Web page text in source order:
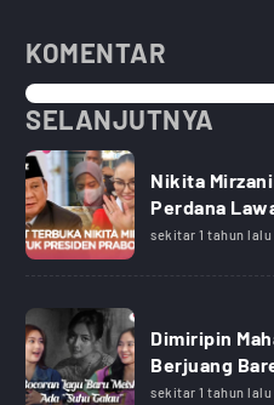
KOMENTAR
SELANJUTNYA
Nikita
Perdana
sekitar 1 tahun lalu
Dimiripin
Berjuang
sekitar 1 tahun lalu